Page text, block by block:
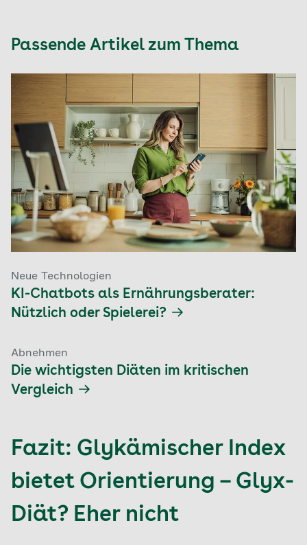
Passende Artikel zum Thema
Neue Technologien
KI-Chatbots als Ernährungsberater:
Nützlich oder Spielerei?
Abnehmen
Die wichtigsten Diäten im kritischen
Vergleich
Fazit: Glykämischer Index
bietet Orientierung – Glyx-
Diät? Eher nicht